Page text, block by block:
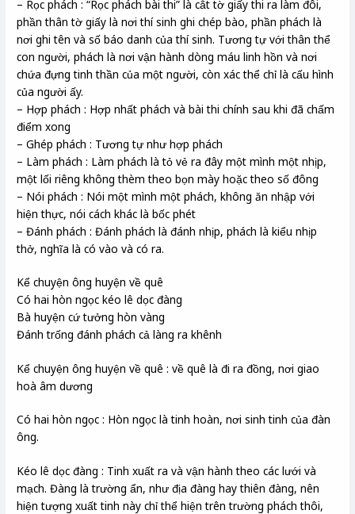
– Rọc phách : “Rọc phách bài thi” là cắt tờ giấy thi ra làm đôi,
phần thân tờ giấy là nơi thí sinh ghi chép bào, phần phách là
nơi ghi tên và số báo danh của thí sinh. Tương tự với thân thể
con người, phách là nơi vận hành dòng máu linh hồn và nơi
chứa đựng tinh thần của một người, còn xác thể chỉ là cấu hình
của người ấy.
– Hợp phách : Hợp nhất phách và bài thi chính sau khi đã chấm
điểm xong
– Ghép phách : Tương tự như hợp phách
– Làm phách : Làm phách là tỏ vẻ ra đây một mình một nhịp,
một lối riêng không thèm theo bọn mày hoặc theo số đông
– Nói phách : Nói một mình một phách, không ăn nhập với
hiện thực, nói cách khác là bốc phét
– Đánh phách : Đánh phách là đánh nhịp, phách là kiểu nhịp
thở, nghĩa là có vào và có ra.
Kể chuyện ông huyện về quê
Có hai hòn ngọc kéo lê dọc đàng
Bà huyện cứ tưởng hòn vàng
Đánh trống đánh phách cả làng ra khênh
Kể chuyện ông huyện về quê : về quê là đi ra đồng, nơi giao
hoà âm dương
Có hai hòn ngọc : Hòn ngọc là tinh hoàn, nơi sinh tinh của đàn
ông.
Kéo lê dọc đàng : Tinh xuất ra và vận hành theo các lưới và
mạch. Đàng là trường ẩn, như địa đàng hay thiên đàng, nên
hiện tượng xuất tinh này chỉ thể hiện trên trường phách thôi,